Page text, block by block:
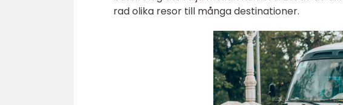
rad olika resor till många destinationer.